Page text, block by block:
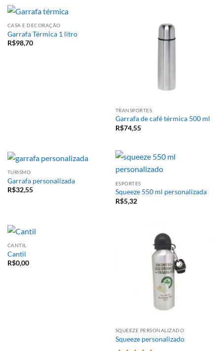
CASA E DECORAÇÃO
Garrafa Térmica 1 litro
R$98,70
TRANSPORTES
Garrafa de café térmica 500 ml
R$74,55
TURISMO
Garrafa personalizada
R$32,55
ESPORTES
Squeeze 550 ml personalizada
R$5,32
CANTIL
Cantil
R$0,00
SQUEEZE PERSONALIZADO
Squeeze personalizado